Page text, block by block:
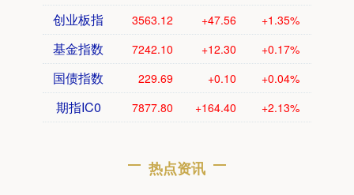
创业板指 3563.12 +47.56 +1.35%
基金指数 7242.10 +12.30 +0.17%
国债指数 229.69 +0.10 +0.04%
期指IC0 7877.80 +164.40 +2.13%
热点资讯